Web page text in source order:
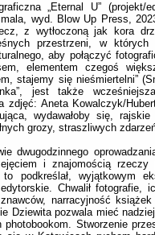
„Eternal U”
wyd. Blow Up Press,
z wytłoczoną jak kora
przestrzeni, w
aby połączyć
elementem czegoś
stajemy się nieśmiertelni”
jest także
zdjęć: Aneta Kowalczyk/
wydawałoby się,
grozy, straszliwych
dwugodzinnego
i znajomością
podkreślał, wyjątkowym
Chwalił fotografie,
narracyjność
Dziewita pozwala mieć
photobookom. Stworzenie